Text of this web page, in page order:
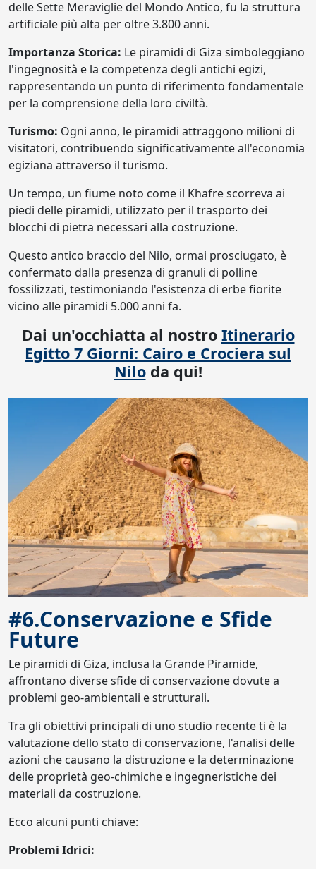
delle Sette Meraviglie del Mondo Antico, fu la struttura
artificiale più alta per oltre 3.800 anni.
Importanza Storica: Le piramidi di Giza simboleggiano
l'ingegnosità e la competenza degli antichi egizi,
rappresentando un punto di riferimento fondamentale
per la comprensione della loro civiltà.
Turismo: Ogni anno, le piramidi attraggono milioni di
visitatori, contribuendo significativamente all'economia
egiziana attraverso il turismo.
Un tempo, un fiume noto come il Khafre scorreva ai
piedi delle piramidi, utilizzato per il trasporto dei
blocchi di pietra necessari alla costruzione.
Questo antico braccio del Nilo, ormai prosciugato, è
confermato dalla presenza di granuli di polline
fossilizzati, testimoniando l'esistenza di erbe fiorite
vicino alle piramidi 5.000 anni fa.
Dai un'occhiatta al nostro Itinerario
Egitto 7 Giorni: Cairo e Crociera sul
Niloda qui!
#6.Conservazione e Sfide
Future
Le piramidi di Giza, inclusa la Grande Piramide,
affrontano diverse sfide di conservazione dovute a
problemi geo-ambientali e strutturali.
Tra gli obiettivi principali di uno studio recente ti è la
valutazione dello stato di conservazione, l'analisi delle
azioni che causano la distruzione e la determinazione
delle proprietà geo-chimiche e ingegneristiche dei
materiali da costruzione.
Ecco alcuni punti chiave:
Problemi Idrici: